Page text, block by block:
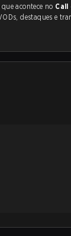
acontece no
as VODs, destaques